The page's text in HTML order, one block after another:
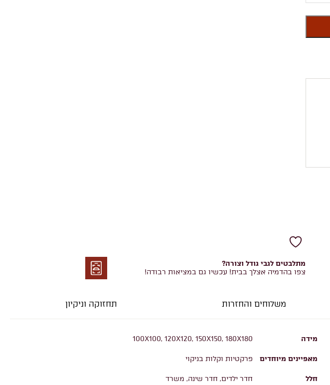
מתלבטים לגבי גודל וצורה?
צפו בהדמיה אצלך בבית! עכשיו גם במציאות רבודה!
משלוחים והחזרות תחזוקה וניקיון
מידה 100X100, 120X120, 150X150, 180X180
מאפיינים מיוחדים פרקטיות וקלות בניקוי
חלל חדר ילדים, חדר שינה, משרד